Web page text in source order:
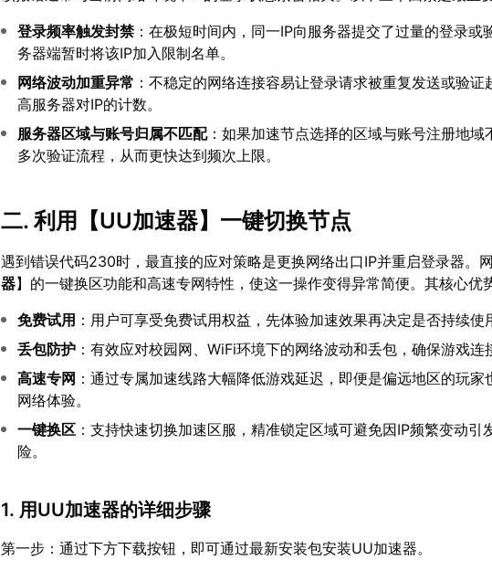
登录频率触发封禁：在极短时间内，同一IP向服务器提交了过量的登录或
务器端暂时将该IP加入限制名单。
网络波动加重异常 ：不稳定的网络连接容易让登录请求被重复发送或验证
高服务器对IP的计数。
服务器区域与账号归属不匹配：如果加速节点选择的区域与账号注册地域
多次验证流程，从而更快达到频次上限。
二. 利用【UU加速器】一键切换节点
遇到错误代码230时，最直接的应对策略是更换网络出口IP并重启登录器。
器】的一键换区功能和高速专网特性，使这一操作变得异常简便。其核心优
免费试用 ：用户可享受免费试用权益，先体验加速效果再决定是否持续使
丢包防护 ：有效应对校园网、WiFi环境下的网络波动和丢包，确保游戏连
高速专网 ：通过专属加速线路大幅降低游戏延迟，即便是偏远地区的玩家
网络体验。
一键换区 ：支持快速切换加速区服，精准锁定区域可避免因IP频繁变动引
险。
1. 用UU加速器的详细步骤
第一步：通过下方下载按钮，即可通过最新安装包安装UU加速器。